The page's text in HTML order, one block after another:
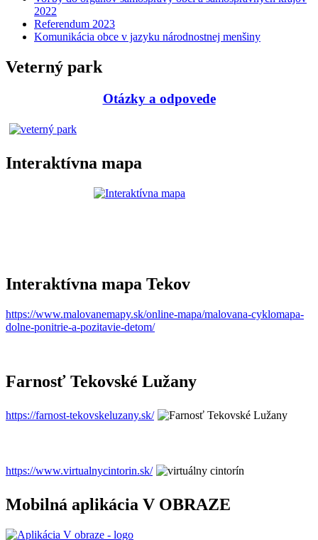
2022
Referendum 2023
Komunikácia obce v jazyku národnostnej menšiny
Veterný park
Otázky a odpovede
Interaktívna mapa
Interaktívna mapa Tekov
https://www.malovanemapy.sk/online-mapa/malovana-cyklomapa-
dolne-ponitrie-a-pozitavie-detom/
Farnosť Tekovské Lužany
https://farnost-tekovskeluzany.sk/
https://www.virtualnycintorin.sk/
Mobilná aplikácia V OBRAZE